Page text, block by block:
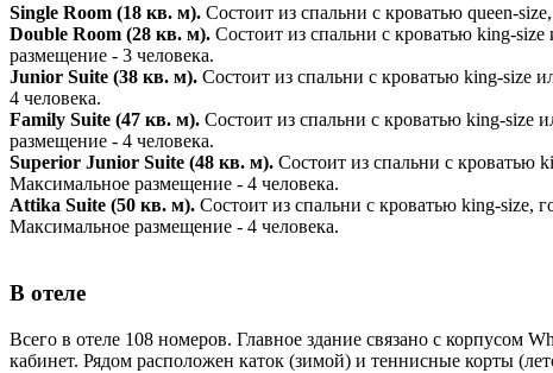
Single Room (18 кв. м). Состоит из спальни с кроватью queen-
Double Room (28 кв. м). Состоит из спальни с кроватью king-
размещение - 3 человека.
Junior Suite (38 кв. м). Состоит из спальни с кроватью king-size
4 человека.
Family Suite (47 кв. м). Состоит из спальни с кроватью king-size
размещение - 4 человека.
Superior Junior Suite (48 кв. м). Состоит из спальни с кроватью
Максимальное размещение - 4 человека.
Attika Suite (50 кв. м). Состоит из спальни с кроватью king-size,
Максимальное размещение - 4 человека.
В отеле
Всего в отеле 108 номеров. Главное здание связано с корпусом
кабинет. Рядом расположен каток (зимой) и теннисные корты